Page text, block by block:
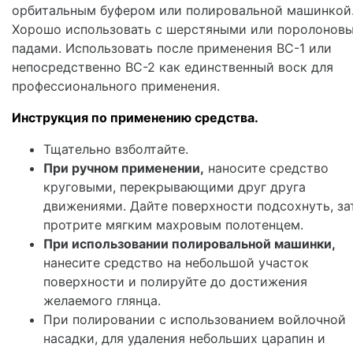
орбитальным буфером или полировальной
Хорошо использовать с шерстяными или
падами. Использовать после применения ВС-1 или
непосредственно ВС-2 как единственный воск для
профессионального применения.
Инструкция по применению средства.
Тщательно взболтайте.
При ручном применении, наносите средство
круговыми, перекрывающими друг друга
движениями. Дайте поверхности подсохнуть,
протрите мягким махровым полотенцем.
При использовании полировальной машинки,
нанесите средство на небольшой участок
поверхности и полируйте до достижения
желаемого глянца.
При полировании с использованием войлочной
насадки, для удаления небольших царапин и